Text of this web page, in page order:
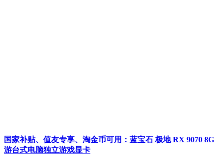
国家补贴、值友专享、淘金币可用：蓝宝石 极地 RX 9070 8G
游台式电脑独立游戏显卡